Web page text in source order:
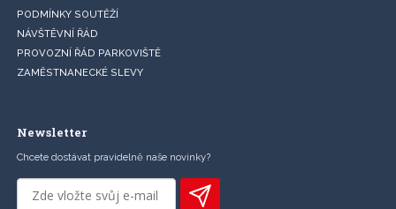
PODMÍNKY SOUTĚŽÍ
NÁVŠTĚVNÍ ŘÁD
PROVOZNÍ ŘÁD PARKOVIŠTĚ
ZAMĚSTNANECKÉ SLEVY
Newsletter
Chcete dostávat pravidelně naše novinky?